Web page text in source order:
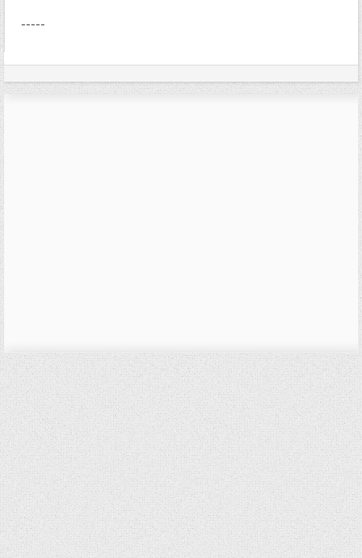
-----